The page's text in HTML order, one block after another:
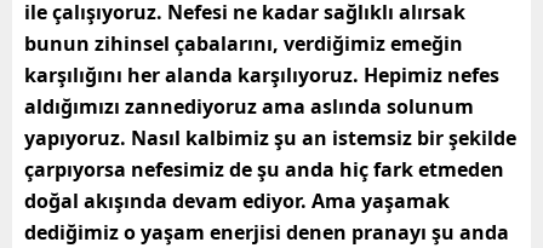
ile çalışıyoruz. Nefesi ne kadar sağlıklı alırsak
bunun zihinsel çabalarını, verdiğimiz emeğin
karşılığını her alanda karşılıyoruz. Hepimiz nefes
aldığımızı zannediyoruz ama aslında solunum
yapıyoruz. Nasıl kalbimiz şu an istemsiz bir şekilde
çarpıyorsa nefesimiz de şu anda hiç fark etmeden
doğal akışında devam ediyor. Ama yaşamak
dediğimiz o yaşam enerjisi denen pranayı şu anda